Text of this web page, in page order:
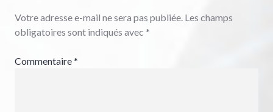
Votre adresse e-mail ne sera pas publiée. Les champs
obligatoires sont indiqués avec *
Commentaire*